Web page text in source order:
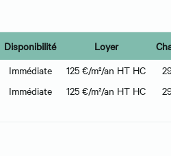
Disponibilité Loyer
Immédiate 125 €/m²/an HT HC
Immédiate 125 €/m²/an HT HC